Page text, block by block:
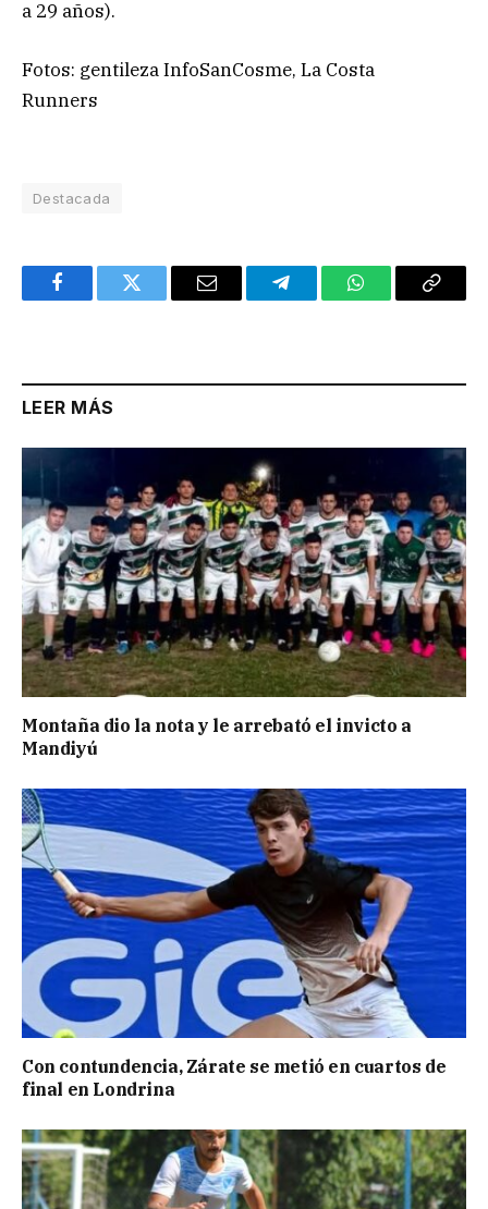
a 29 años).
Fotos: gentileza InfoSanCosme, La Costa
Runners
Destacada
FacebookTwitter Email TelegramWhatsAppCopy
LEER MÁS
Montaña dio la nota y le arrebató el invicto a
Mandiyú
Con contundencia, Zárate se metió en cuartos de
final en Londrina